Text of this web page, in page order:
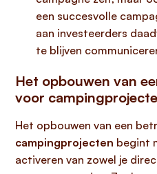
een succesvolle
aan investeerders
te blijven
Het opbouwen van
voor
Het opbouwen van een
campingprojecten begint
activeren van zowel je